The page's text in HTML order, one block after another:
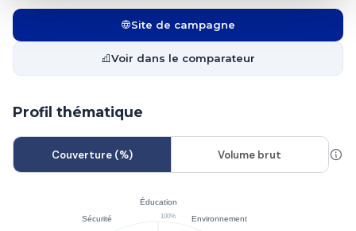
Site de campagne
Voir dans le comparateur
Profil thématique
Couverture (%) Volume brut